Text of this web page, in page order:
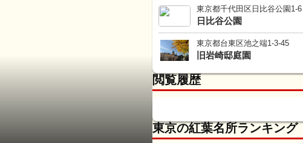
東京都千代田区日比谷公園1-6
日比谷公園
東京都台東区池之端1-3-45
旧岩崎邸庭園
閲覧履歴
東京の紅葉名所ランキング